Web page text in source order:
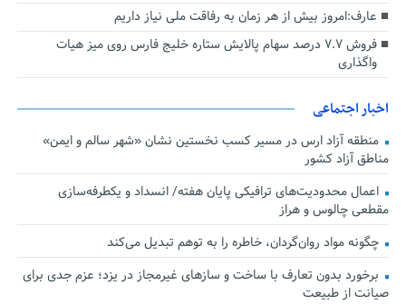
عارف:امروز بیش از هر زمان به رفاقت ملی نیاز داریم
فروش ۷.۷ درصد سهام پالایش ستاره خلیج فارس روی میز هیات
واگذاری
اخبار اجتماعی
منطقه آزاد ارس در مسیر کسب نخستین نشان «شهر سالم و ایمن»
مناطق آزاد کشور
اعمال محدودیت‌های ترافیکی پایان هفته/ انسداد و یکطرفه‌سازی
مقطعی چالوس و هراز
چگونه مواد روان‌گردان، خاطره را به توهم تبدیل می‌کند
برخورد بدون تعارف با ساخت‌ و سازهای غیرمجاز در یزد؛ عزم جدی برای
صیانت از طبیعت